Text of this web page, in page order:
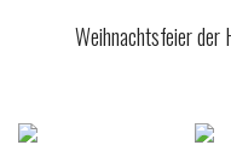
Weihnachtsfeier der